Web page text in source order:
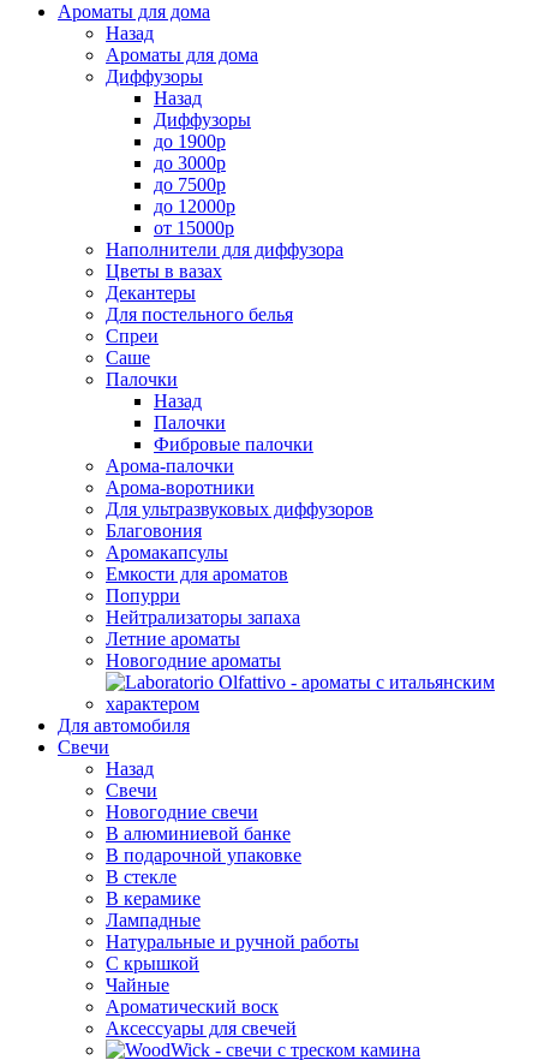
Ароматы для дома
Назад
Ароматы для дома
Диффузоры
Назад
Диффузоры
до 1900р
до 3000р
до 7500р
до 12000р
от 15000р
Наполнители для диффузора
Цветы в вазах
Декантеры
Для постельного белья
Спреи
Саше
Палочки
Назад
Палочки
Фибровые палочки
Арома-палочки
Арома-воротники
Для ультразвуковых диффузоров
Благовония
Аромакапсулы
Емкости для ароматов
Попурри
Нейтрализаторы запаха
Летние ароматы
Новогодние ароматы
Для автомобиля
Свечи
Назад
Свечи
Новогодние свечи
В алюминиевой банке
В подарочной упаковке
В стекле
В керамике
Лампадные
Натуральные и ручной работы
С крышкой
Чайные
Ароматический воск
Аксессуары для свечей